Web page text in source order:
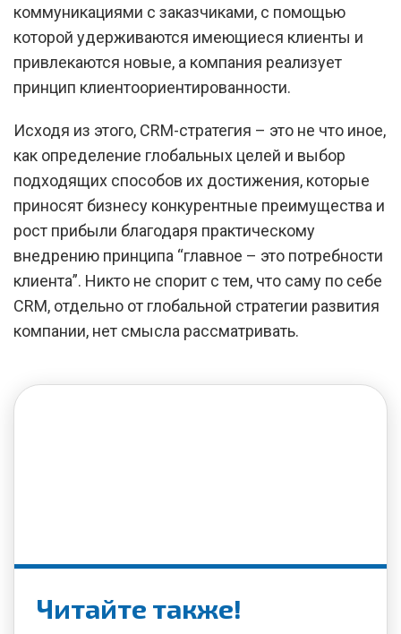
коммуникациями с заказчиками, с помощью
которой удерживаются имеющиеся клиенты и
привлекаются новые, а компания реализует
принцип клиентоориентированности.
Исходя из этого, CRM-стратегия – это не что иное,
как определение глобальных целей и выбор
подходящих способов их достижения, которые
приносят бизнесу конкурентные преимущества и
рост прибыли благодаря практическому
внедрению принципа “главное – это потребности
клиента”. Никто не спорит с тем, что саму по себе
CRM, отдельно от глобальной стратегии развития
компании, нет смысла рассматривать.
Читайте также!